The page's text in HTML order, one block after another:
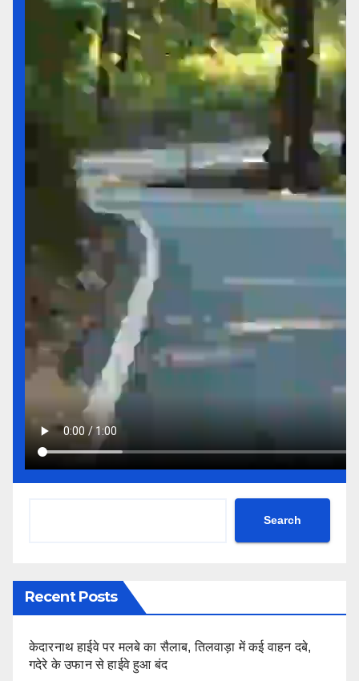
Search
Recent Posts
केदारनाथ हाईवे पर मलबे का सैलाब, तिलवाड़ा में कई वाहन दबे,
गदेरे के उफान से हाईवे हुआ बंद